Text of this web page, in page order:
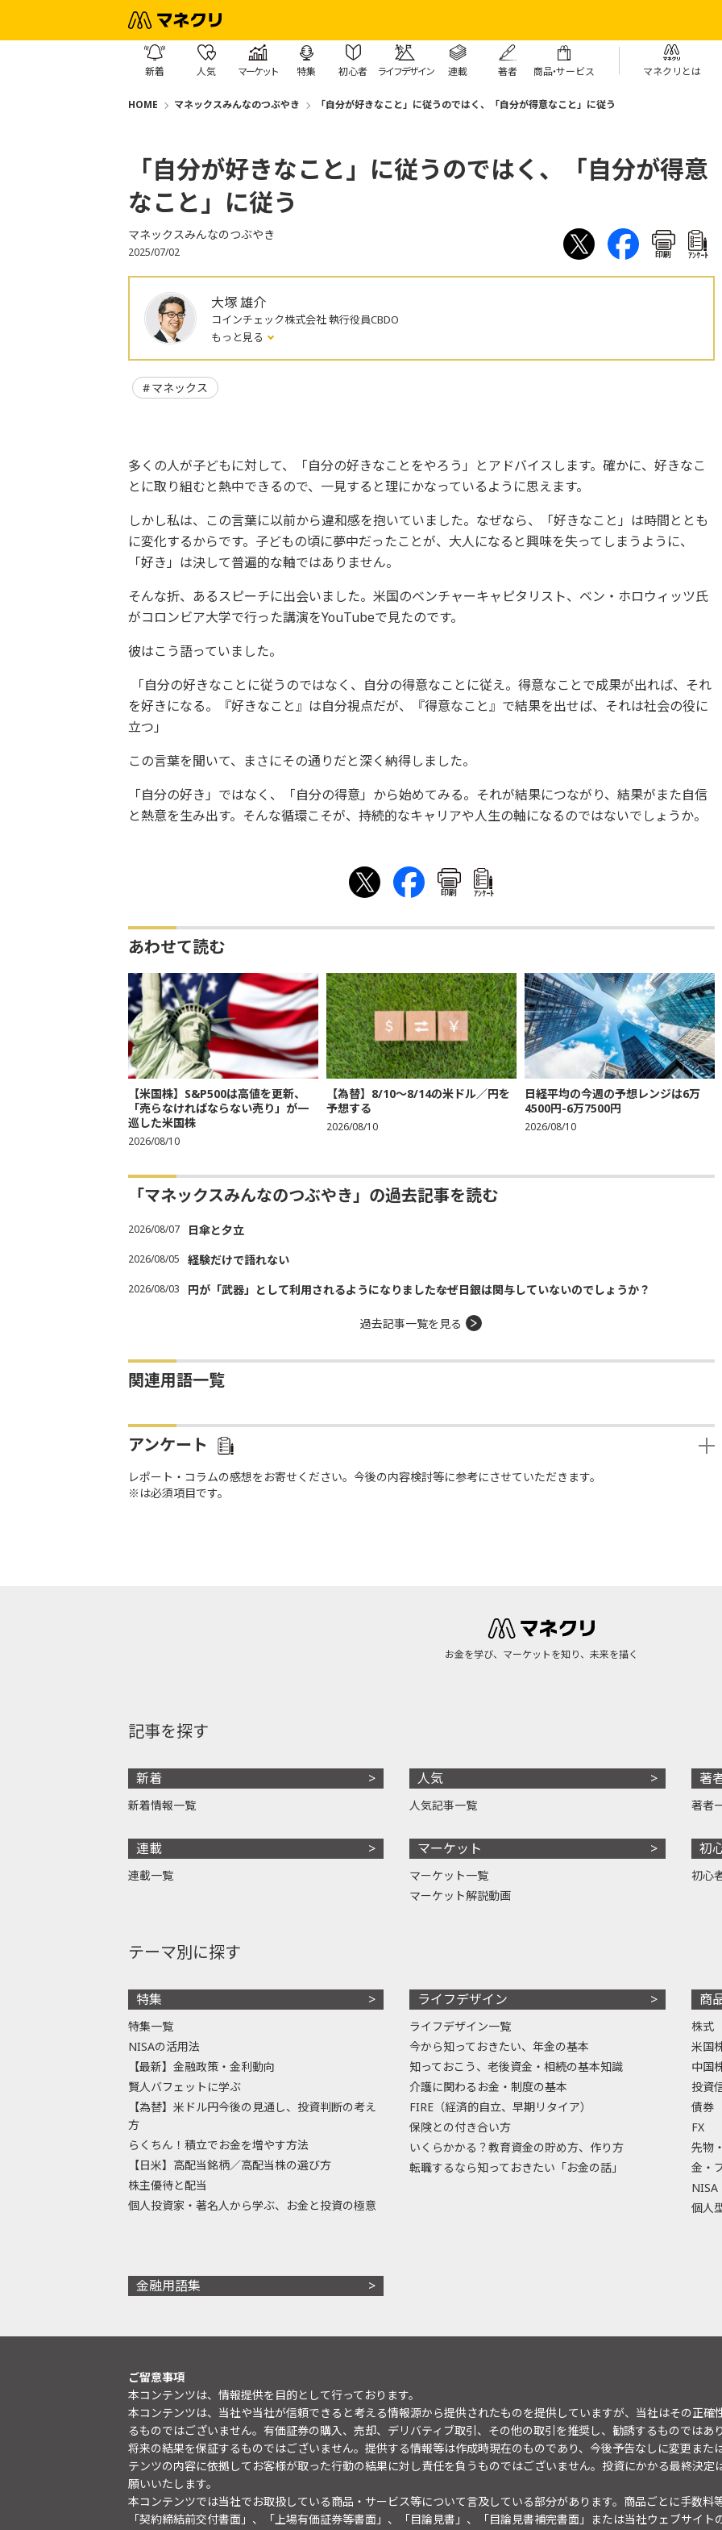
新着 人気 マーケット 特集 初心者 ライフデザイン 連載 著者 商品・サービス マネクリとは
HOME マネックスみんなのつぶやき 「自分が好きなこと」に従うのではく、「自分が得意なこと」に従う
「自分が好きなこと」に従うのではく、「自分が得意
なこと」に従う
マネックスみんなのつぶやき
2025/07/02 印刷 ｱﾝｹｰﾄ
大塚 雄介
コインチェック株式会社 執行役員CBDO
もっと見る
マネックス
多くの人が子どもに対して、「自分の好きなことをやろう」とアドバイスします。確かに、好きなこ
とに取り組むと熱中できるので、一見すると理にかなっているように思えます。
しかし私は、この言葉に以前から違和感を抱いていました。なぜなら、「好きなこと」は時間ととも
に変化するからです。子どもの頃に夢中だったことが、大人になると興味を失ってしまうように、
「好き」は決して普遍的な軸ではありません。
そんな折、あるスピーチに出会いました。米国のベンチャーキャピタリスト、ベン・ホロウィッツ氏
がコロンビア大学で行った講演をYouTubeで見たのです。
彼はこう語っていました。
「自分の好きなことに従うのではなく、自分の得意なことに従え。得意なことで成果が出れば、それ
を好きになる。『好きなこと』は自分視点だが、『得意なこと』で結果を出せば、それは社会の役に
立つ」
この言葉を聞いて、まさにその通りだと深く納得しました。
「自分の好き」ではなく、「自分の得意」から始めてみる。それが結果につながり、結果がまた自信
と熱意を生み出す。そんな循環こそが、持続的なキャリアや人生の軸になるのではないでしょうか。
印刷 ｱﾝｹｰﾄ
あわせて読む
【米国株】S&P500は高値を更新、
「売らなければならない売り」が一
巡した米国株
2026/08/10
【為替】8/10～8/14の米ドル／円を
予想する
2026/08/10
日経平均の今週の予想レンジは6万
4500円-6万7500円
2026/08/10
「マネックスみんなのつぶやき」の過去記事を読む
2026/08/07 日傘と夕立
2026/08/05 経験だけで語れない
2026/08/03 円が「武器」として利用されるようになりました――なぜ日銀は関与していないのでしょうか？
過去記事一覧を見る
関連用語一覧
アンケート
レポート・コラムの感想をお寄せください。今後の内容検討等に参考にさせていただきます。
※は必須項目です。
お金を学び、マーケットを知り、未来を描く
記事を探す
新着
新着情報一覧
連載
連載一覧
人気
人気記事一覧
マーケット
マーケット一覧
マーケット解説動画
著
著者
初
初心
テーマ別に探す
特集
特集一覧
NISAの活用法
【最新】金融政策・金利動向
賢人バフェットに学ぶ
【為替】米ドル円今後の見通し、投資判断の考え
方
らくちん！積立でお金を増やす方法
【日米】高配当銘柄／高配当株の選び方
株主優待と配当
個人投資家・著名人から学ぶ、お金と投資の極意
ライフデザイン
ライフデザイン一覧
今から知っておきたい、年金の基本
知っておこう、老後資金・相続の基本知識
介護に関わるお金・制度の基本
FIRE（経済的自立、早期リタイア）
保険との付き合い方
いくらかかる？教育資金の貯め方、作り方
転職するなら知っておきたい「お金の話」
商
株式
米国
中国
投資
債券
FX
先物
金・
NISA
個人
金融用語集
ご留意事項
本コンテンツは、情報提供を目的として行っております。
本コンテンツは、当社や当社が信頼できると考える情報源から提供されたものを提供していますが、当社はその正
るものではございません。有価証券の購入、売却、デリバティブ取引、その他の取引を推奨し、勧誘するものでは
将来の結果を保証するものではございません。提供する情報等は作成時現在のものであり、今後予告なしに変更また
テンツの内容に依拠してお客様が取った行動の結果に対し責任を負うものではございません。投資にかかる最終決
願いいたします。
本コンテンツでは当社でお取扱している商品・サービス等について言及している部分があります。商品ごとに手数料
「契約締結前交付書面」、「上場有価証券等書面」、「目論見書」、「目論見書補完書面」または当社ウェブサイト